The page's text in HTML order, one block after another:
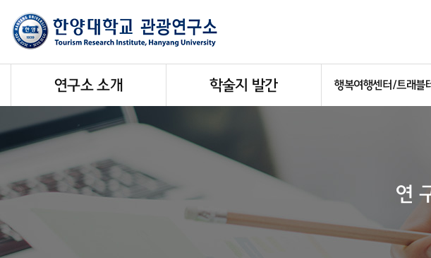
연구소 소개 학술지 발간 행복여행센터/트래블
연